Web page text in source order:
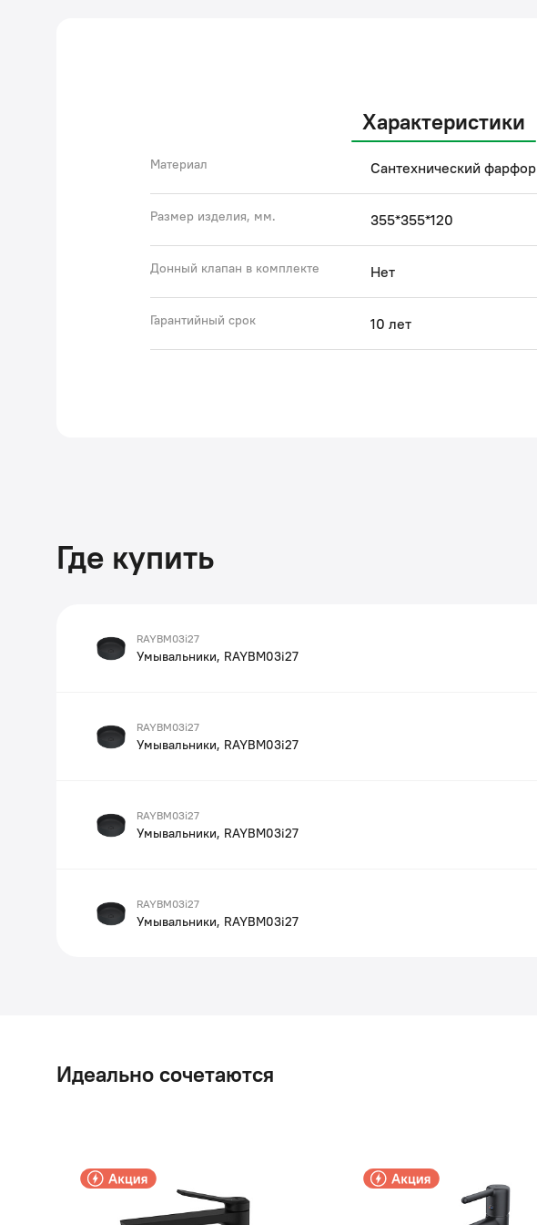
Характеристики
Материал Сантехнический фарфор
Размер изделия, мм. 355*355*120
Донный клапан в комплекте Нет
Гарантийный срок 10 лет
Где купить
RAYBM03i27
Умывальники, RAYBM03i27
RAYBM03i27
Умывальники, RAYBM03i27
RAYBM03i27
Умывальники, RAYBM03i27
RAYBM03i27
Умывальники, RAYBM03i27
Идеально сочетаются